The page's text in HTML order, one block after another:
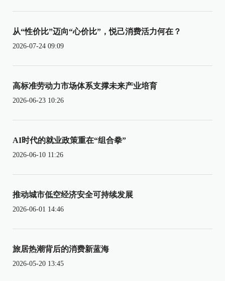
从“性价比”迈向“心价比”，悦己消费活力何在？
2026-07-24 09:09
高标准劳动力市场体系支撑未来产业培育
2026-06-23 10:26
AI时代的就业政策重在“组合拳”
2026-06-10 11:26
推动城市低空经济安全可持续发展
2026-06-01 14:46
旅居热潮背后的消费新蓝海
2026-05-20 13:45